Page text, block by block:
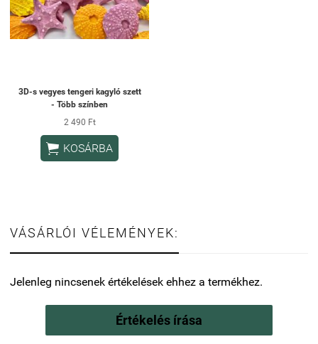
3D-s vegyes tengeri kagyló szett
- Több színben
2 490 Ft
 KOSÁRBA
VÁSÁRLÓI VÉLEMÉNYEK:
Jelenleg nincsenek értékelések ehhez a termékhez.
Értékelés írása